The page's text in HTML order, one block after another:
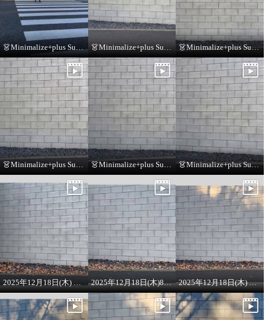
👗Minimalize+plus Summer Collection👗 👗Minimalize+plus Summer Collection👗 👗Minimalize+plus Summer Collection👗
👗Minimalize+plus Summer Collection👗 👗Minimalize+plus Summer Collection👗 👗Minimalize+plus Summer Collection👗
2025年12月18日(木) 8:00 ON AIR ラメニット 2025年12月18日(木)8:00 ONAIRプルオーバー 2025年12月18日(木) 8:00 ON AIR